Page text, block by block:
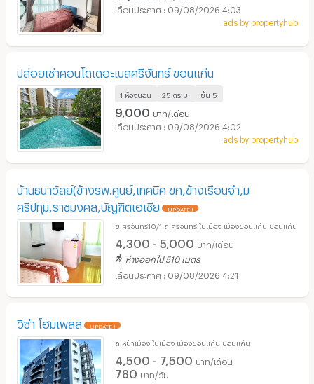
09/08/2026 4:03
ads by propertyhub
ปล่อยเช่าคอนโดเดอะเบสศรีจันทร์ ขอนแก่น
1 ห้องนอน 25 ตร.ม. ชั้น 5
9,000 บาท/เดือน
09/08/2026 4:02
ads by propertyhub
บ้านธนาวัลย์(ข้างรพ.ศูนย์,เทคนิค ขก,ข้างเรือนจำ,ม
ศรีปทุม,ราชมงคล,บัญฑิตเอเชีย
UPDATE !
ซ.ศรีจันทร์10/1 ถ.ศรีจันทร์ ในเมือง เมืองขอนแก่น ขอนแก่น
4,300 - 5,000 บาท/เดือน
ห่างออกไป 510 เมตร
09/08/2026 4:21
วีซ่า โฮมเพลส UPDATE !
ถ.หน้าเมือง ในเมือง เมืองขอนแก่น ขอนแก่น
4,500 - 7,500 บาท/เดือน
780 บาท/วัน